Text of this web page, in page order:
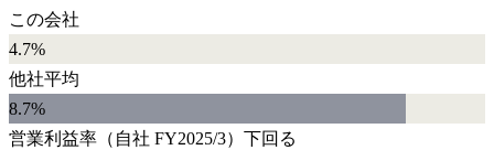
この会社
4.7%
他社平均
8.7%
営業利益率 （自社 FY2025/3） 下回る